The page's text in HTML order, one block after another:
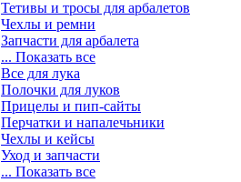
Тетивы и тросы для арбалетов
Чехлы и ремни
Запчасти для арбалета
... Показать все
Все для лука
Полочки для луков
Прицелы и пип-сайты
Перчатки и напалечьники
Чехлы и кейсы
Уход и запчасти
... Показать все